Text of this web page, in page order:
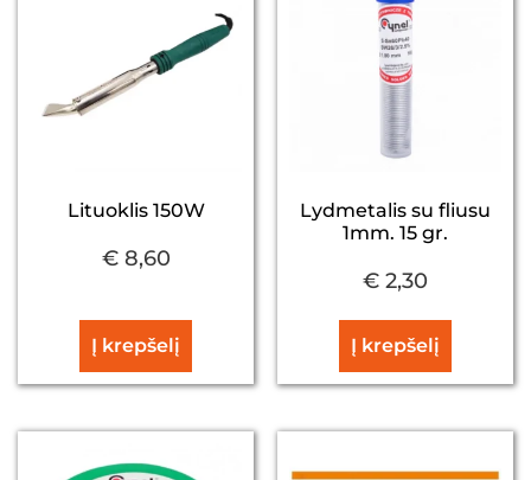
Lituoklis 150W
€8,60
Į krepšelį
Lydmetalis su fliusu
1mm. 15 gr.
€ 2,30
Į krepšelį